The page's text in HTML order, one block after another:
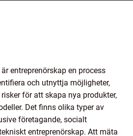
entreprenörskap en process
och utnyttja möjligheter,
för att skapa nya produkter,
Det finns olika typer av
företagande, socialt
entreprenörskap. Att mäta